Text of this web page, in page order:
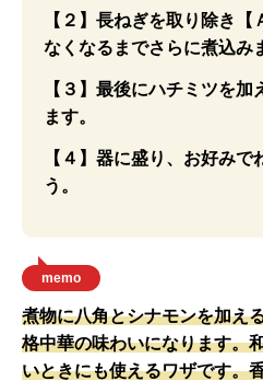
【２】長ねぎを取り除き
なくなるまでさらに煮込み
【３】最後にハチミツを
ます。
【４】器に盛り、お好み
う。
memo
煮物に八角とシナモンを加え
格中華の味わいになります。
いときにも使えるワザです。